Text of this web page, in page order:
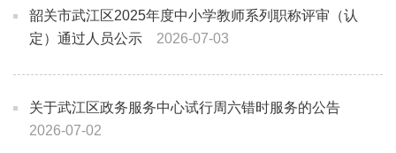
韶关市武江区2025年度中小学教师系列职称评审（认
定）通过人员公示
2026-07-03
关于武江区政务服务中心试行周六错时服务的公告
2026-07-02